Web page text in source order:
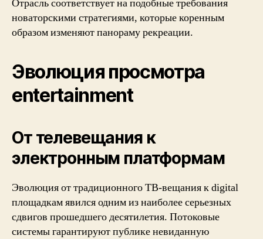
Отрасль соответствует на подобные требования
новаторскими стратегиями, которые коренным
образом изменяют панораму рекреации.
Эволюция просмотра
entertainment
От телевещания к
электронным платформам
Эволюция от традиционного ТВ-вещания к digital
площадкам явился одним из наиболее серьезных
сдвигов прошедшего десятилетия. Потоковые
системы гарантируют публике невиданную